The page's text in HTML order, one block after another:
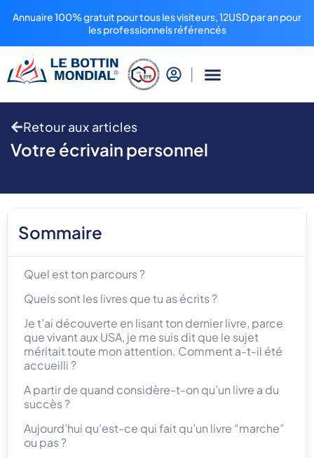
Annuaire 100% gratuit pour tous les visiteurs, 12USD par an pour
les professionnels référencés
Retour aux articles
Votre écrivain personnel
Sommaire
Quel est ton parcours ?
Quels sont les livres que tu as écrits ?
Je t’ai découverte en lisant ton dernier livre, parce
que vivant aux USA, je me suis dit que le sujet
méritait toute mon attention. Comment a-t-il été
accueilli ?
A partir de quand considère-t-on qu’un livre a du
succès ?
Aujourd’hui qu’est-ce qui fait qu’un livre “marche”
ou pas ?